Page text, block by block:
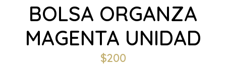
BOLSA ORGANZA
MAGENTA UNIDAD
$200